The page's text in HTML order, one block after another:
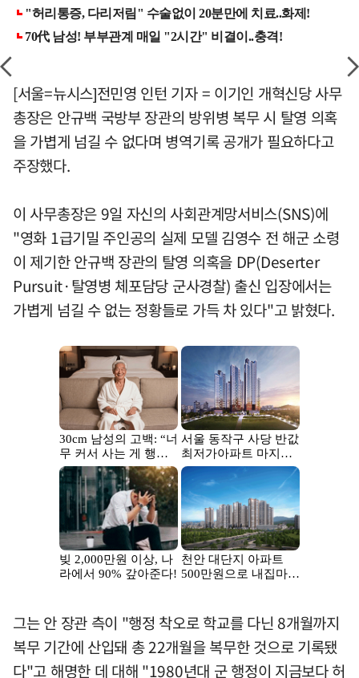
[서울=뉴시스]전민영 인턴 기자 = 이기인 개혁신당 사무
총장은 안규백 국방부 장관의 방위병 복무 시 탈영 의혹
을 가볍게 넘길 수 없다며 병역기록 공개가 필요하다고
주장했다.
이 사무총장은 9일 자신의 사회관계망서비스(SNS)에
"영화 1급기밀 주인공의 실제 모델 김영수 전 해군 소령
이 제기한 안규백 장관의 탈영 의혹을 DP(Deserter
Pursuit·탈영병 체포담당 군사경찰) 출신 입장에서는
가볍게 넘길 수 없는 정황들로 가득 차 있다"고 밝혔다.
그는 안 장관 측이 "행정 착오로 학교를 다닌 8개월까지
복무 기간에 산입돼 총 22개월을 복무한 것으로 기록됐
다"고 해명한 데 대해 "1980년대 군 행정이 지금보다 허